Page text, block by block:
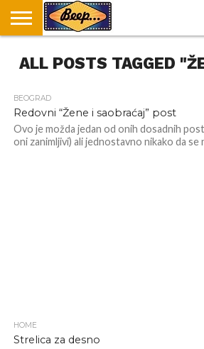
DORUČAK
U
SVAKODNEVICA
ENTERTAINMENT
LOKACIJE
ZA
HRANA I
RECEPTI
NEPUSACKI
LOKALI
ALL POSTS TAGGED
BEOGRAD
Redovni “Žene i saobraćaj” post
Ovo je možda jedan od onih dosadnih
oni zanimljivi) ali jednostavno nikako da se
HOME
Strelica za desno